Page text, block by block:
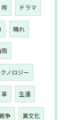
袴 ドラマ
晴れ
雨
ノロジー
草 生還
争 異文化